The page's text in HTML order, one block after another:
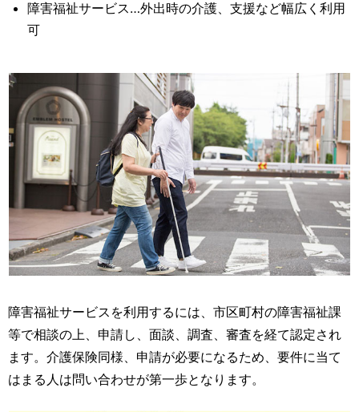
障害福祉サービス…外出時の介護、支援など幅広く利用
可
障害福祉サービスを利用するには、市区町村の障害福祉課
等で相談の上、申請し、面談、調査、審査を経て認定され
ます。介護保険同様、申請が必要になるため、要件に当て
はまる人は問い合わせが第一歩となります。